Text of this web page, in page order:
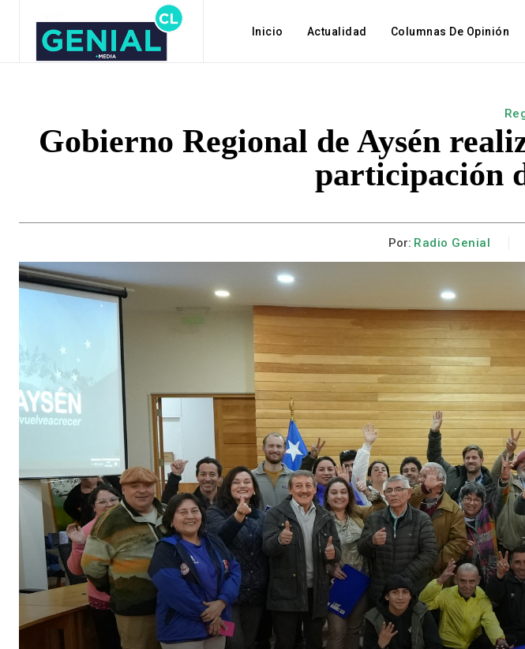
Inicio Actualidad Columnas De Opinión
Gobierno Regional de Aysén
participación
Por: Radio Genial